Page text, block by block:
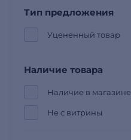
Тип предложения
Уцененный товар
Наличие товара
Наличие в магазине
Не с витрины